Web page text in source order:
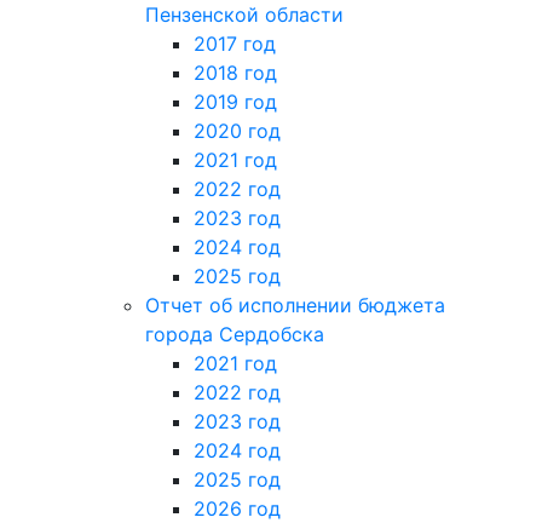
Пензенской области
2017 год
2018 год
2019 год
2020 год
2021 год
2022 год
2023 год
2024 год
2025 год
Отчет об исполнении бюджета
города Сердобска
2021 год
2022 год
2023 год
2024 год
2025 год
2026 год